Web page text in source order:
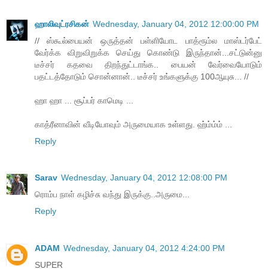
ஹாலிவுட்ரசிகன் Wednesday, January 04, 2012 12:00:00 PM
// ஸ்கூல்பையன் ஒருத்தன் பள்ளியோட பாத்ரூம்ல மாஸ்டர்பேட்
வேர்க்க விறுவிறுக்க செய்து கொண்டு இருந்தான்...சட்டுன்னு
டீச்சர் கதவை திறந்துட்டாங்க.. பையன் வேர்வையோடும்
பதட்டத்தோடும் சொன்னான்.. டீச்சர் உங்களுக்கு 100ஆயுசு... //
ஹா ஹா ... சூப்பர் காமெடி ...
காத்ரீனாவின் வீடியோவும் அருமையாக உள்ளது. ஹ்ம்ம்ம் ...
Reply
Sarav Wednesday, January 04, 2012 12:08:00 PM
ரொம்ப நாள் கழிச்சு வந்து இருக்கு..அருமை...
Reply
ADAM Wednesday, January 04, 2012 4:24:00 PM
SUPER